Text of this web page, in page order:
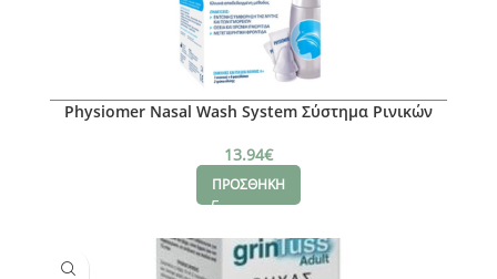
Physiomer Nasal Wash System Σύστημα Ρινικών
13.94€
ΠΡΟΣΘΗΚΗ